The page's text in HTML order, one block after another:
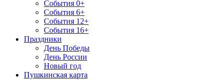
События 0+
События 6+
События 12+
События 16+
Праздники
День Победы
День России
Новый год
Пушкинская карта